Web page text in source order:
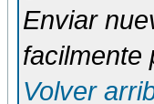
Enviar
facilmente
Volver